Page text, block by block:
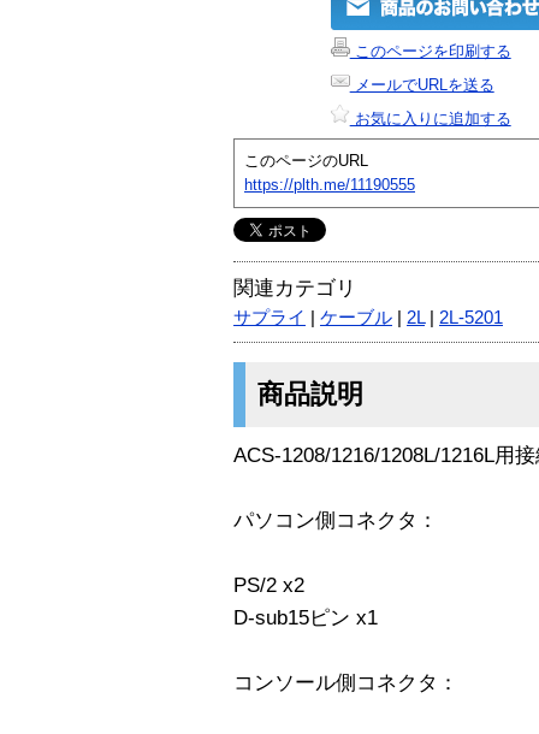
このページを印刷する
メールでURLを送る
お気に入りに追加する
このページのURL
https://plth.me/11190555
関連カテゴリ
サプライ ケーブル 2L| 2L-5201
商品説明
ACS-1208/1216/1208L/1216L用
パソコン側コネクタ：
PS/2 x2
D-sub15ピン x1
コンソール側コネクタ：